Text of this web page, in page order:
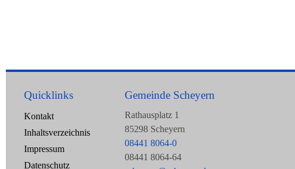
Quicklinks
Kontakt
Inhaltsverzeichnis
Impressum
Datenschutz
Gemeinde Scheyern
Rathausplatz 1
85298 Scheyern
08441 8064-0
08441 8064-64